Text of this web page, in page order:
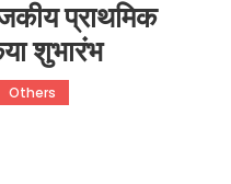
प्राथमिक
शुभारंभ
Others